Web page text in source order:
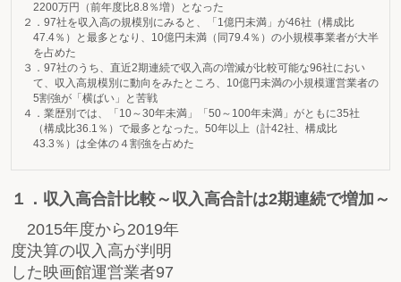
2200万円（前年度比8.8％増）となった
２．97社を収入高の規模別にみると、「1億円未満」が46社（構成比
47.4％）と最多となり、10億円未満（同79.4％）の小規模事業者が大半
を占めた
３．97社のうち、直近2期連続で収入高の増減が比較可能な96社におい
て、収入高規模別に動向をみたところ、10億円未満の小規模運営業者の
5割強が「横ばい」と苦戦
４．業歴別では、「10～30年未満」「50～100年未満」がともに35社
（構成比36.1％）で最多となった。50年以上（計42社、構成比
43.3％）は全体の４割強を占めた
１．収入高合計比較～収入高合計は2期連続で増加～
2015年度から2019年
度決算の収入高が判明
した映画館運営業者97